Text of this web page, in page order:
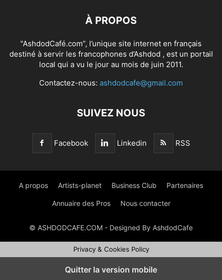
À PROPOS
"AshdodCafé.com”, l’unique site internet en français
destiné à servir les francophones d’Ashdod , est un portail
local qui a vu le jour au mois de juin 2011.
Contactez-nous: ashdodcafe@gmail.com
SUIVEZ NOUS
Facebook Linkedin RSS
A propos Artists-planet Business Club Partenaires
Annuaire des Pros Nous contacter
© ASHDODCAFE.COM - Designed By AshdodCafe
Privacy & Cookies Policy
Quitter la version mobile